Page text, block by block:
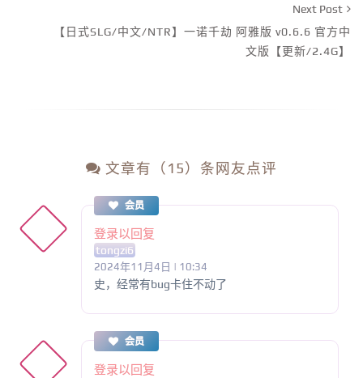
Next Post
【日式SLG/中文/NTR】一诺千劫 阿雅版 v0.6.6 官方中
文版【更新/2.4G】
文章有（15）条网友点评
会员
登录以回复
tongzi6
2024年11月4日 | 10:34
史，经常有bug卡住不动了
会员
登录以回复